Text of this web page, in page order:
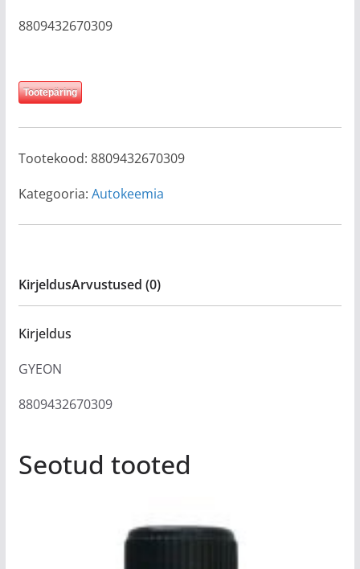
8809432670309
Tootepäring
Tootekood: 8809432670309
Kategooria: Autokeemia
KirjeldusArvustused (0)
Kirjeldus
GYEON
8809432670309
Seotud tooted